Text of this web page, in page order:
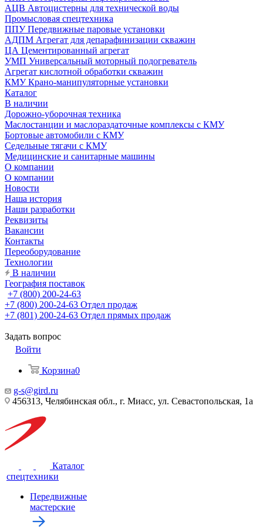
АЦВ Автоцистерны для технической воды
Промысловая спецтехника
ППУ Передвижные паровые установки
АДПМ Агрегат для депарафинизации скважин
ЦА Цементированный агрегат
УМП Универсальный моторный подогреватель
Агрегат кислотной обработки скважин
КМУ Крано-манипуляторные установки
Каталог
В наличии
Дорожно-уборочная техника
Маслостанции и маслораздаточные комплексы с КМУ
Бортовые автомобили с КМУ
Седельные тягачи с КМУ
Медицинские и санитарные машины
О компании
О компании
Новости
Наша история
Наши разработки
Реквизиты
Вакансии
Контакты
Переоборудование
Технологии
В наличии
География поставок
+7 (800) 200-24-63
+7 (800) 200-24-63 Отдел продаж
+7 (801) 200-24-63 Отдел прямых продаж
Задать вопрос
Войти
Корзина0
g-s@gird.ru
456313, Челябинская обл., г. Миасс, ул. Севастопольская, 1а
Каталог
спецтехники
Передвижные
мастерские